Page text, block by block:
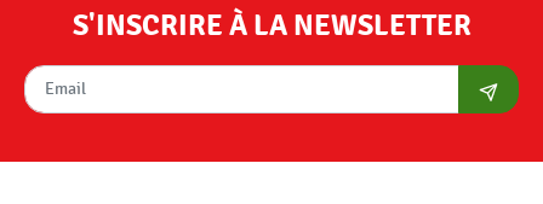
S'INSCRIRE À LA NEWSLETTER